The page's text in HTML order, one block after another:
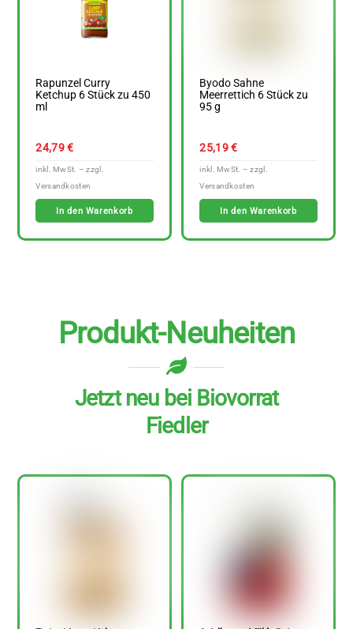
Rapunzel Curry
Ketchup 6 Stück zu 450
ml
24,79€
In den Warenkorb
Byodo Sahne
Meerrettich 6 Stück zu
95 g
25,19€
In den Warenkorb
Produkt-Neuheiten
Jetzt neu bei Biovorrat
Fiedler